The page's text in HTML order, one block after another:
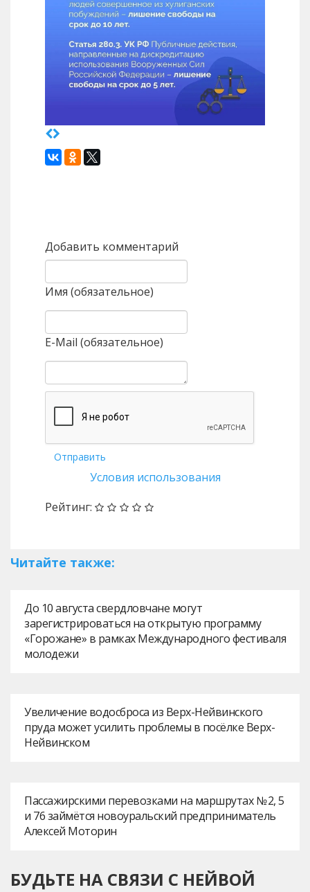
Добавить комментарий
Имя (обязательное)
E-Mail (обязательное)
Отправить
Условия использования
Рейтинг:
Читайте также:
До 10 августа свердловчане могут
зарегистрироваться на открытую программу
«Горожане» в рамках Международного фестиваля
молодежи
Увеличение водосброса из Верх-Нейвинского
пруда может усилить проблемы в посёлке Верх-
Нейвинском
Пассажирскими перевозками на маршрутах № 2, 5
и 76 займётся новоуральский предприниматель
Алексей Моторин
БУДЬТЕ НА СВЯЗИ С НЕЙВОЙ